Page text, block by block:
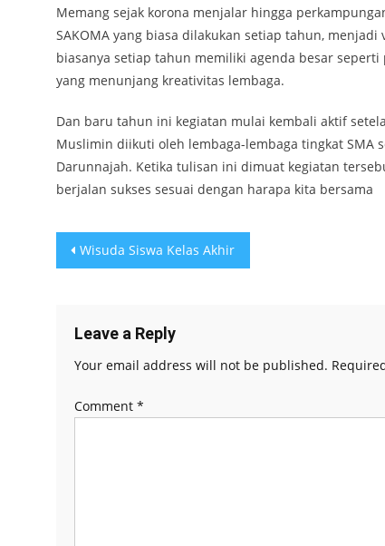
Memang sejak korona menjalar hingga
SAKOMA yang biasa dilakukan setiap tahun,
biasanya setiap tahun memiliki agenda besar
yang menunjang kreativitas lembaga.
Dan baru tahun ini kegiatan mulai kembali aktif
Muslimin diikuti oleh lembaga-lembaga tingkat SMA
Darunnajah. Ketika tulisan ini dimuat kegiatan
berjalan sukses sesuai dengan harapa kita bersama
Post
Wisuda Siswa Kelas Akhir
Leave a Reply
Your email address will not be published.
Comment *